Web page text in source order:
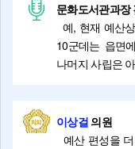
문화도서관과장
예, 현재 예산
10군데는 읍면
나머지 사립은
이상걸의원
예산 편성을